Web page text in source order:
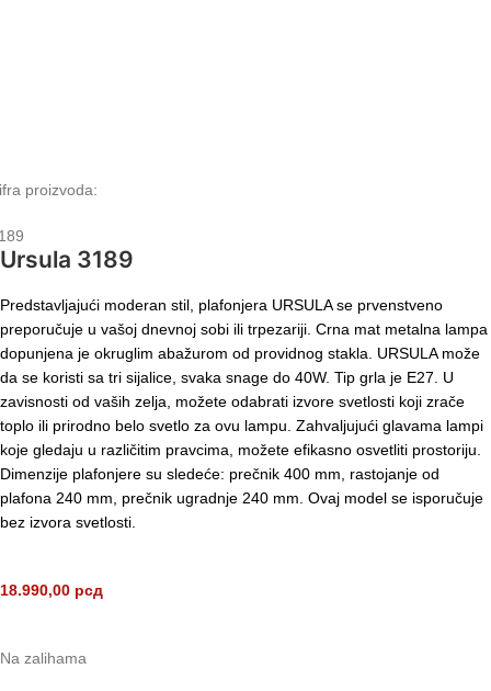
proizvoda:
Ursula 3189
Predstavljajuci moderan stil, plafonjera URSULA se prvenstveno
preporučuje u vašoj dnevnoj sobi ili trpezariji. Crna mat metalna lampa
dopunjena je okruglim abažurom od providnog stakla. URSULA može
da se koristi sa tri sijalice, svaka snage do 40W. Tip grla je E27. U
zavisnosti od vaših zelja, možete odabrati izvore svetlosti koji zrače
toplo ili prirodno belo svetlo za ovu lampu. Zahvaljujuci glavama lampi
koje gledaju u različitim pravcima, možete efikasno osvetliti prostoriju.
Dimenzije plafonjere su sledece: prečnik 400 mm, rastojanje od
plafona 240 mm, prečnik ugradnje 240 mm. Ovaj model se isporučuje
bez izvora svetlosti.
18.990,00 рсд
Na zalihama